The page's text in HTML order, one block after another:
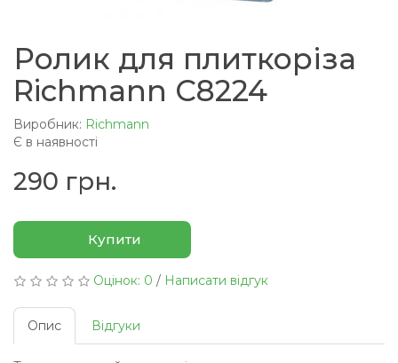
Ролик для плиткоріза
Richmann C8224
Виробник: Richmann
Є в наявності
290 грн.
Купити
Оцінок: 0 / Написати відгук
Опис Відгуки